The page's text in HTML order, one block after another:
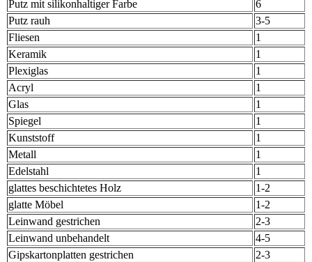
Putz mit silikonhaltiger Farbe
6
Putz rauh
3-5
Fliesen
1
Keramik
1
Plexiglas
1
Acryl
1
Glas
1
Spiegel
1
Kunststoff
1
Metall
1
Edelstahl
1
glattes beschichtetes Holz
1-2
glatte Möbel
1-2
Leinwand gestrichen
2-3
Leinwand unbehandelt
4-5
Gipskartonplatten gestrichen
2-3